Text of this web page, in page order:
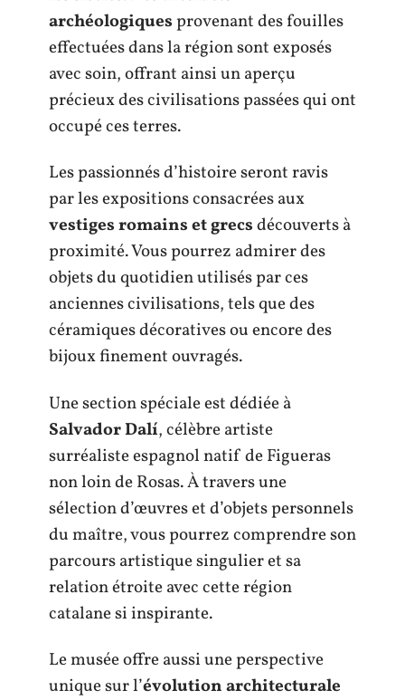
archéologiquesprovenant des fouilles
effectuées dans la région sont exposés
avec soin, offrant ainsi un aperçu
précieux des civilisations passées qui ont
occupé ces terres.
Les passionnés d’histoire seront ravis
par les expositions consacrées aux
vestiges romains et grecsdécouverts à
proximité. Vous pourrez admirer des
objets du quotidien utilisés par ces
anciennes civilisations, tels que des
céramiques décoratives ou encore des
bijoux finement ouvragés.
Une section spéciale est dédiée à
Salvador Dalí, célèbre artiste
surréaliste espagnol natif de Figueras
non loin de Rosas. À travers une
sélection d’œuvres et d’objets personnels
du maître, vous pourrez comprendre son
parcours artistique singulier et sa
relation étroite avec cette région
catalane si inspirante.
Le musée offre aussi une perspective
unique sur l’évolution architecturale